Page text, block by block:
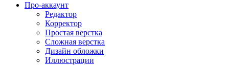
Про-аккаунт
Редактор
Корректор
Простая верстка
Сложная верстка
Дизайн обложки
Иллюстрации